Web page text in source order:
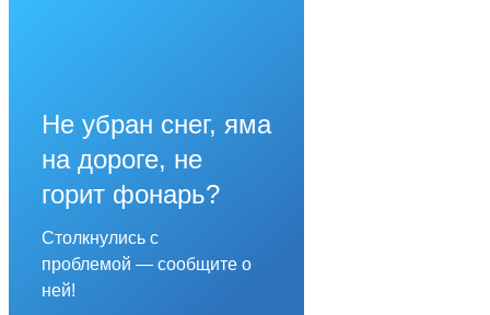
Не убран снег, яма
на дороге, не
горит фонарь?
Столкнулись с
проблемой — сообщите о
ней!